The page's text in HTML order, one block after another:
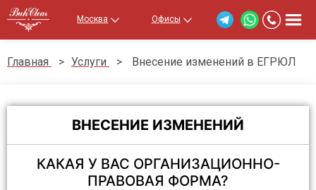
Москва Офисы
Главная > Услуги > Внесение изменений в ЕГРЮЛ
ВНЕСЕНИЕ ИЗМЕНЕНИЙ
КАКАЯ У ВАС ОРГАНИЗАЦИОННО-
ПРАВОВАЯ ФОРМА?